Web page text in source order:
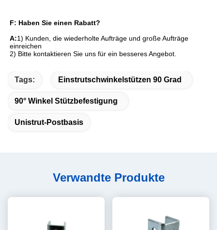
F: Haben Sie einen Rabatt?
A:1) Kunden, die wiederholte Aufträge und große Aufträge
einreichen
2) Bitte kontaktieren Sie uns für ein besseres Angebot.
Tags: Einstrutschwinkelstützen 90 Grad
90° Winkel Stützbefestigung
Unistrut-Postbasis
Verwandte Produkte